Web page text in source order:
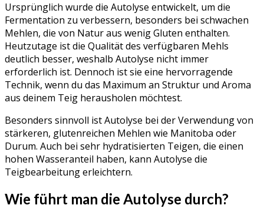
Ursprünglich wurde die Autolyse entwickelt, um die
Fermentation zu verbessern, besonders bei schwachen
Mehlen, die von Natur aus wenig Gluten enthalten.
Heutzutage ist die Qualität des verfügbaren Mehls
deutlich besser, weshalb Autolyse nicht immer
erforderlich ist. Dennoch ist sie eine hervorragende
Technik, wenn du das Maximum an Struktur und Aroma
aus deinem Teig herausholen möchtest.
Besonders sinnvoll ist Autolyse bei der Verwendung von
stärkeren, glutenreichen Mehlen wie Manitoba oder
Durum. Auch bei sehr hydratisierten Teigen, die einen
hohen Wasseranteil haben, kann Autolyse die
Teigbearbeitung erleichtern.
Wie führt man die Autolyse durch?